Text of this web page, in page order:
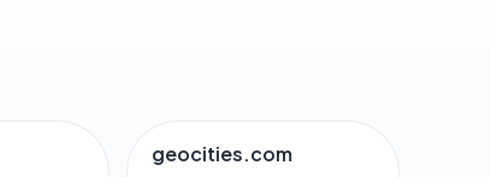
geocities.com